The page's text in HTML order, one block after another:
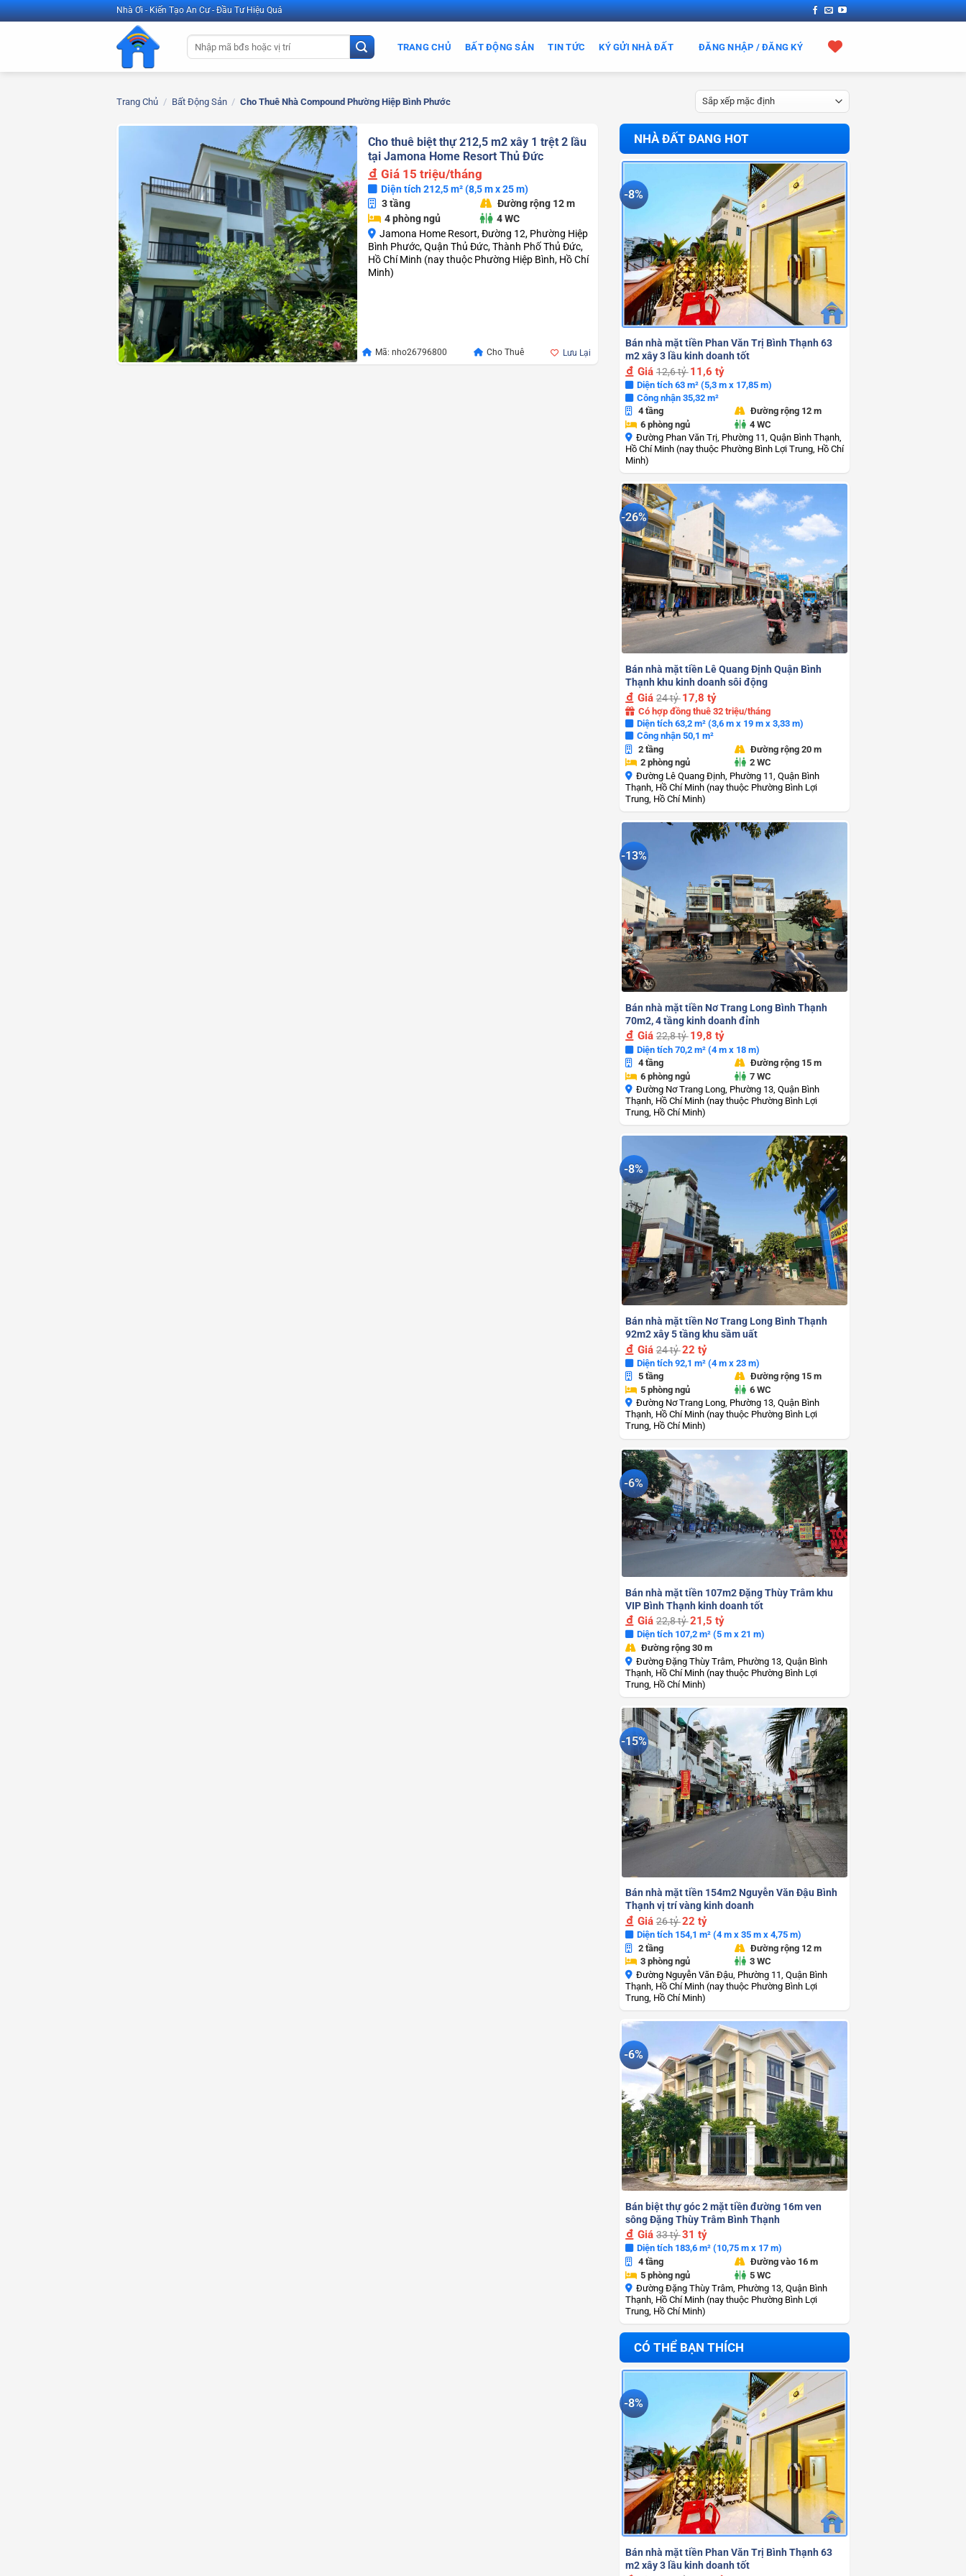
Bỏ
qua
Nhà Ơi - Kiến Tạo An Cư - Đầu Tư Hiệu Quả
Tìm
kiếm:
TRANG CHỦ BẤT ĐỘNG SẢN TIN TỨC KÝ GỬI NHÀ ĐẤT ĐĂNG NHẬP / ĐĂNG KÝ
Trang Chủ / Bất Động Sản / Cho Thuê Nhà Compound Phường Hiệp Bình Phước
Cho thuê biệt thự 212,5 m2 xây 1 trệt 2 lầu
tại Jamona Home Resort Thủ Đức
Giá 15 triệu/tháng
Diện tích 212,5 m² (8,5 m x 25 m)
3 tầng
Đường rộng 12 m
4 phòng ngủ
4 WC
Jamona Home Resort, Đường 12, Phường Hiệp
Bình Phước, Quận Thủ Đức, Thành Phố Thủ Đức,
Hồ Chí Minh (nay thuộc Phường Hiệp Bình, Hồ Chí
Minh)
Mã: nho26796800 Cho Thuê Lưu Lại
NHÀ ĐẤT ĐANG HOT
-8%
Bán nhà mặt tiền Phan Văn Trị Bình Thạnh 63
m2 xây 3 lầu kinh doanh tốt
Giá12,6 tỷ 11,6 tỷ
Diện tích 63 m² (5,3 m x 17,85 m)
Công nhận 35,32 m²
4 tầng
Đường rộng 12 m
6 phòng ngủ
4 WC
Đường Phan Văn Trị, Phường 11, Quận Bình Thạnh,
Hồ Chí Minh (nay thuộc Phường Bình Lợi Trung, Hồ Chí
Minh)
-26%
Bán nhà mặt tiền Lê Quang Định Quận Bình
Thạnh khu kinh doanh sôi động
Giá24 tỷ 17,8 tỷ
Có hợp đồng thuê 32 triệu/tháng
Diện tích 63,2 m² (3,6 m x 19 m x 3,33 m)
Công nhận 50,1 m²
2 tầng
Đường rộng 20 m
2 phòng ngủ
2 WC
Đường Lê Quang Định, Phường 11, Quận Bình
Thạnh, Hồ Chí Minh (nay thuộc Phường Bình Lợi
Trung, Hồ Chí Minh)
-13%
Bán nhà mặt tiền Nơ Trang Long Bình Thạnh
70m2, 4 tầng kinh doanh đỉnh
Giá22,8 tỷ 19,8 tỷ
Diện tích 70,2 m² (4 m x 18 m)
4 tầng
Đường rộng 15 m
6 phòng ngủ
7 WC
Đường Nơ Trang Long, Phường 13, Quận Bình
Thạnh, Hồ Chí Minh (nay thuộc Phường Bình Lợi
Trung, Hồ Chí Minh)
-8%
Bán nhà mặt tiền Nơ Trang Long Bình Thạnh
92m2 xây 5 tầng khu sầm uất
Giá24 tỷ22 tỷ
Diện tích 92,1 m² (4 m x 23 m)
5 tầng
Đường rộng 15 m
5 phòng ngủ
6 WC
Đường Nơ Trang Long, Phường 13, Quận Bình
Thạnh, Hồ Chí Minh (nay thuộc Phường Bình Lợi
Trung, Hồ Chí Minh)
-6%
Bán nhà mặt tiền 107m2 Đặng Thùy Trâm khu
VIP Bình Thạnh kinh doanh tốt
Giá22,8 tỷ21,5 tỷ
Diện tích 107,2 m² (5 m x 21 m)
Đường rộng 30 m
Đường Đặng Thùy Trâm, Phường 13, Quận Bình
Thạnh, Hồ Chí Minh (nay thuộc Phường Bình Lợi
Trung, Hồ Chí Minh)
-15%
Bán nhà mặt tiền 154m2 Nguyễn Văn Đậu Bình
Thạnh vị trí vàng kinh doanh
Giá26 tỷ22 tỷ
Diện tích 154,1 m² (4 m x 35 m x 4,75 m)
2 tầng
Đường rộng 12 m
3 phòng ngủ
3 WC
Đường Nguyễn Văn Đậu, Phường 11, Quận Bình
Thạnh, Hồ Chí Minh (nay thuộc Phường Bình Lợi
Trung, Hồ Chí Minh)
-6%
Bán biệt thự góc 2 mặt tiền đường 16m ven
sông Đặng Thùy Trâm Bình Thạnh
Giá33 tỷ31 tỷ
Diện tích 183,6 m² (10,75 m x 17 m)
4 tầng
Đường vào 16 m
5 phòng ngủ
5 WC
Đường Đặng Thùy Trâm, Phường 13, Quận Bình
Thạnh, Hồ Chí Minh (nay thuộc Phường Bình Lợi
Trung, Hồ Chí Minh)
CÓ THỂ BẠN THÍCH
-8%
Bán nhà mặt tiền Phan Văn Trị Bình Thạnh 63
m2 xây 3 lầu kinh doanh tốt